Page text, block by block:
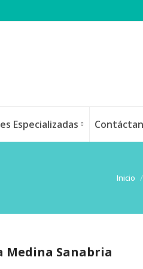
Especializadas
Inicio
Medina Sanabria